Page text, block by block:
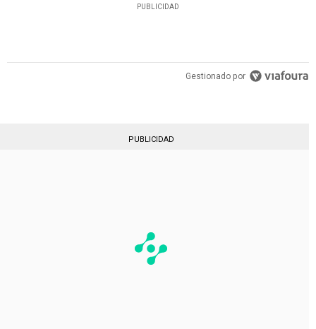
PUBLICIDAD
Gestionado por
PUBLICIDAD